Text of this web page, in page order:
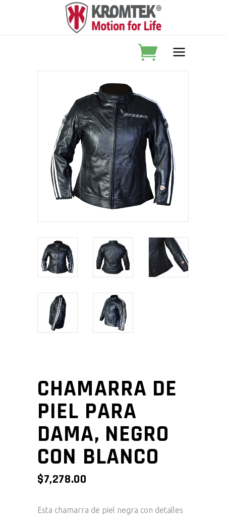
CHAMARRA DE
PIEL PARA
DAMA, NEGRO
CON BLANCO
$7,278.00
Esta chamarra de piel negra con detalles